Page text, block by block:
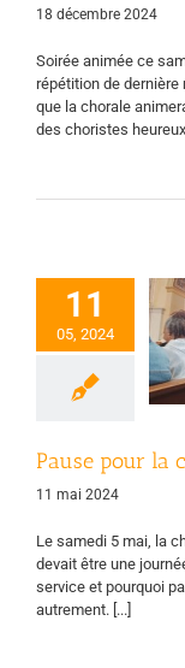
18 décembre 2024
Soirée animée ce
répétition de
que la chorale
des choristes heureux
11
05, 2024
pour la
chorale.
Page d'accueil
Pause pour la
11 mai 2024
Le samedi 5 mai, la
devait être une
service et pourquoi
autrement. [...]